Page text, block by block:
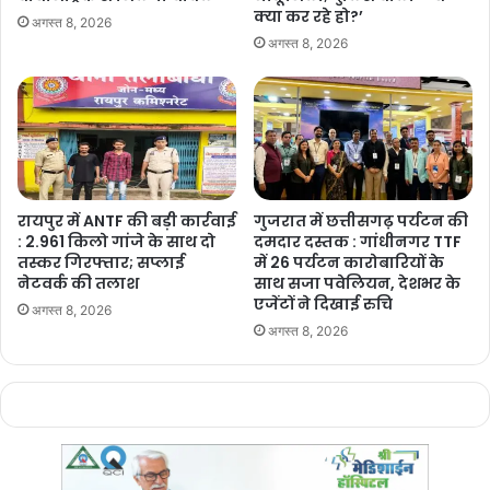
अगस्त 8, 2026
क्या कर रहे हो?’
अगस्त 8, 2026
रायपुर में ANTF की बड़ी कार्रवाई
: 2.961 किलो गांजे के साथ दो
तस्कर गिरफ्तार; सप्लाई
नेटवर्क की तलाश
अगस्त 8, 2026
गुजरात में छत्तीसगढ़ पर्यटन की
दमदार दस्तक : गांधीनगर TTF
में 26 पर्यटन कारोबारियों के
साथ सजा पवेलियन, देशभर के
एजेंटों ने दिखाई रुचि
अगस्त 8, 2026